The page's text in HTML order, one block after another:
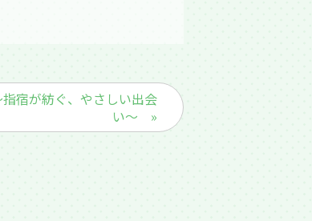
宿が紡ぐ、やさしい出会
い～ »